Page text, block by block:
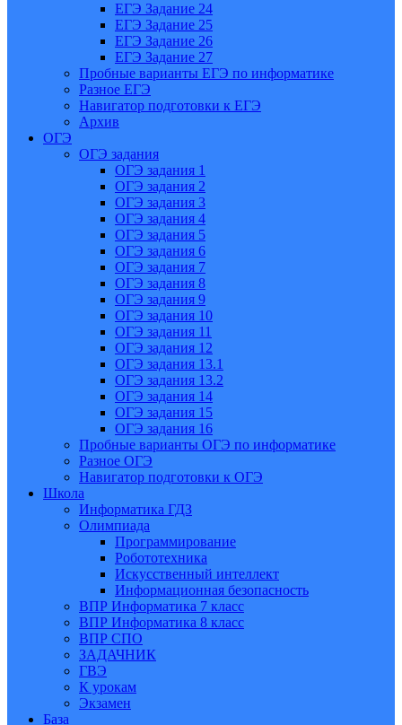
ЕГЭ Задание 24
ЕГЭ Задание 25
ЕГЭ Задание 26
ЕГЭ Задание 27
Пробные варианты ЕГЭ по информатике
Разное ЕГЭ
Навигатор подготовки к ЕГЭ
Архив
ОГЭ
ОГЭ задания
ОГЭ задания 1
ОГЭ задания 2
ОГЭ задания 3
ОГЭ задания 4
ОГЭ задания 5
ОГЭ задания 6
ОГЭ задания 7
ОГЭ задания 8
ОГЭ задания 9
ОГЭ задания 10
ОГЭ задания 11
ОГЭ задания 12
ОГЭ задания 13.1
ОГЭ задания 13.2
ОГЭ задания 14
ОГЭ задания 15
ОГЭ задания 16
Пробные варианты ОГЭ по информатике
Разное ОГЭ
Навигатор подготовки к ОГЭ
Школа
Информатика ГДЗ
Олимпиада
Программирование
Робототехника
Искусственный интеллект
Информационная безопасность
ВПР Информатика 7 класс
ВПР Информатика 8 класс
ВПР СПО
ЗАДАЧНИК
ГВЭ
К урокам
Экзамен
База